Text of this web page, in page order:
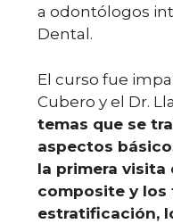
a odontólogos
Dental.
El curso fue
Cubero y el Dr.
temas que se
aspectos
la primera visita
composite y los
estratificación,